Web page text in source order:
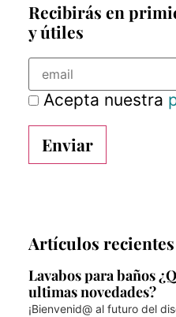
Recibirás en
y útiles
Acepta nuestra
Artículos recientes
Lavabos para baños
ultimas novedades?
¡Bienvenid@ al futuro del